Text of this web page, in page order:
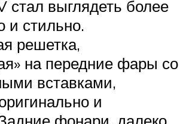
стал выглядеть более
и стильно.
решетка,
на передние фары со
вставками,
и